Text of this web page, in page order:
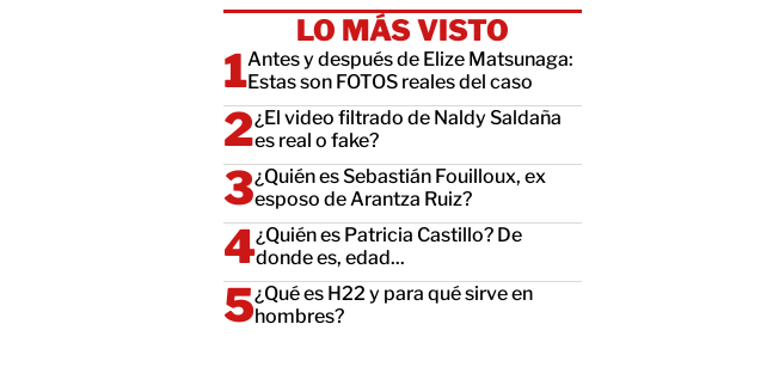
LO MÁS VISTO
Antes y después de Elize Matsunaga:
Estas son FOTOS reales del caso
¿El video filtrado de Naldy Saldaña
es real o fake?
¿Quién es Sebastián Fouilloux, ex
esposo de Arantza Ruiz?
¿Quién es Patricia Castillo? De
donde es, edad...
¿Qué es H22 y para qué sirve en
hombres?